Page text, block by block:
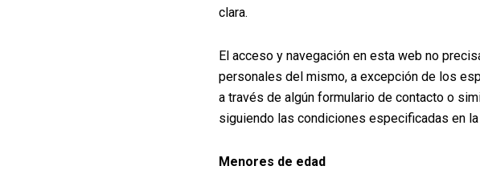
clara.
El acceso y navegación en esta web no
personales del mismo, a excepción de los
a través de algún formulario de contacto o
siguiendo las condiciones especificadas en
Menores de edad